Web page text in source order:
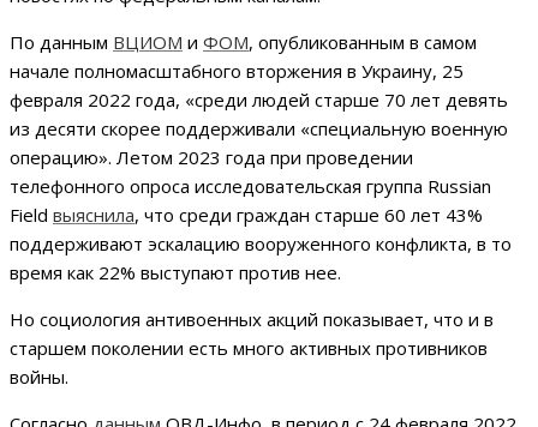
По данным ВЦИОМ и ФОМ, опубликованным в самом
начале полномасштабного вторжения в Украину, 25
февраля 2022 года, «среди людей старше 70 лет девять
из десяти скорее поддерживали «специальную военную
операцию». Летом 2023 года при проведении
телефонного опроса исследовательская группа Russian
Field выяснила, что среди граждан старше 60 лет 43%
поддерживают эскалацию вооруженного конфликта, в то
время как 22% выступают против нее.
Но социология антивоенных акций показывает, что и в
старшем поколении есть много активных противников
войны.